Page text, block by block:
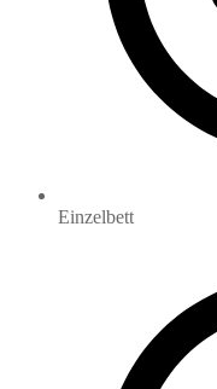
Einzelbett